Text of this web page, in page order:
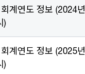
계연도 정보 (2024년
)
계연도 정보 (2025년
)